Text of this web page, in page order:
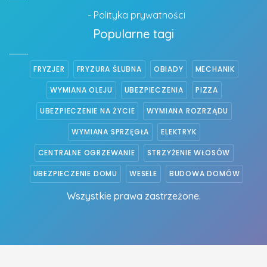
- Polityka prywatności
Popularne tagi
FRYZJER FRYZURA ŚLUBNA OBIADY MECHANIK
WYMIANA OLEJU UBEZPIECZENIA PIZZA
UBEZPIECZENIE NA ŻYCIE WYMIANA ROZRZĄDU
WYMIANA SPRZĘGŁA ELEKTRYK
CENTRALNE OGRZEWANIE STRZYŻENIE WŁOSÓW
UBEZPIECZENIE DOMU WESELE BUDOWA DOMÓW
Wszystkie prawa zastrzeżone.